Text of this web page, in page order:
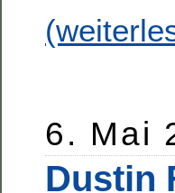
6. Mai
Dustin